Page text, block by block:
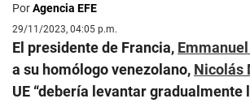
PorAgencia EFE
29/11/2023, 04:05 p.m.
El presidente de Francia,
a su homólogo venezolano, Nicolás
UE “debería levantar gradualmente